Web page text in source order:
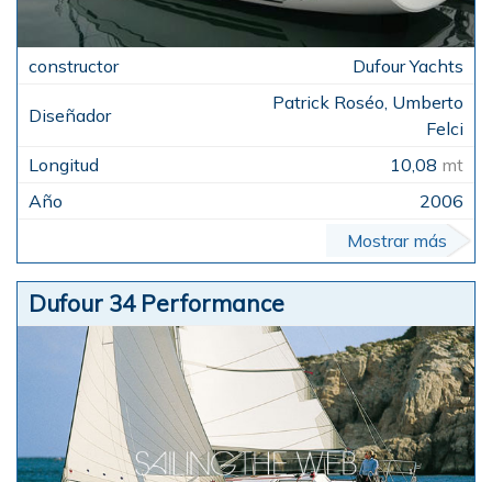
Dufour Yachts
Patrick Roséo, Umberto
Felci
10,08 mt
2006
Mostrar más
Dufour 34 Performance